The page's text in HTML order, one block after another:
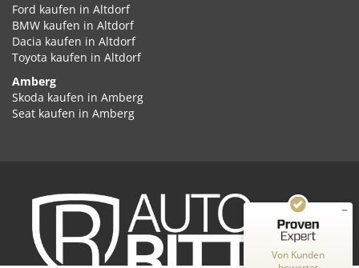
Ford kaufen in Altdorf
BMW kaufen in Altdorf
Dacia kaufen in Altdorf
Toyota kaufen in Altdorf
Amberg
Skoda kaufen in Amberg
Seat kaufen in Amberg
Hyundai kaufen in Amberg
Opel kaufen in Amberg
Peugeot kaufen in Amberg
Ford kaufen in Amberg
BMW kaufen in Amberg
Von Kunden
2
Bewertungen auf
ProvenExpert.com
Bewertungen von
2 anderen Quellen